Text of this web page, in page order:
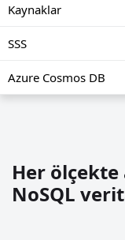
Kaynaklar
SSS
Azure Cosmos DB
Her ölçekte
NoSQL